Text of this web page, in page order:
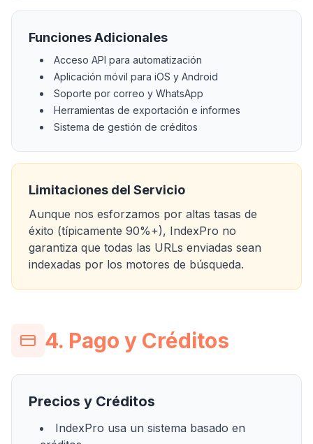
Funciones Adicionales
Acceso API para automatización
Aplicación móvil para iOS y Android
Soporte por correo y WhatsApp
Herramientas de exportación e informes
Sistema de gestión de créditos
Limitaciones del Servicio
Aunque nos esforzamos por altas tasas de
éxito (típicamente 90%+), IndexPro no
garantiza que todas las URLs enviadas sean
indexadas por los motores de búsqueda.
4. Pago y Créditos
Precios y Créditos
IndexPro usa un sistema basado en